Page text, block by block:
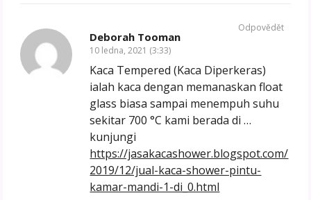
Deborah Tooman
10 ledna, 2021 (3:33)
Kaca Tempered (Kaca Diperkeras)
ialah kaca dengan memanaskan float
glass biasa sampai menempuh suhu
sekitar 700 °C kami berada di …
kunjungi
https://jasakacashower.blogspot.com/
2019/12/jual-kaca-shower-pintu-
kamar-mandi-1-di_0.html
Odpovědět